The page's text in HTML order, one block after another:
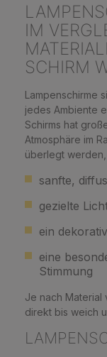
IM
SCHIRM
Lampenschirme
jedes Ambiente
Schirms hat
Atmosphäre im
überlegt
sanfte,
gezielte
ein
eine
Stimmung
Je nach Material
direkt bis weich